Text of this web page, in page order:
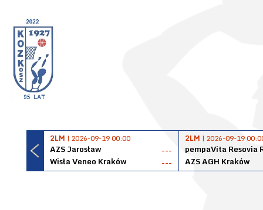
2LM | 2026-09-19 00:00
AZS Jarosław
---
Wisła Veneo Kraków
---
2LM | 2026-09-19
pempaVita Resovia
AZS AGH Kraków